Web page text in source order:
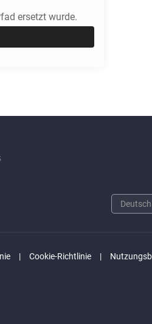
ersetzt wurde.
Cookie-Richtlinie